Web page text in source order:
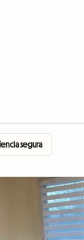
segura